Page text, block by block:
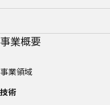
事業概要
事業領域
技術